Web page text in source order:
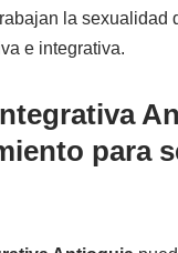
la sexualidad
e integrativa.
para